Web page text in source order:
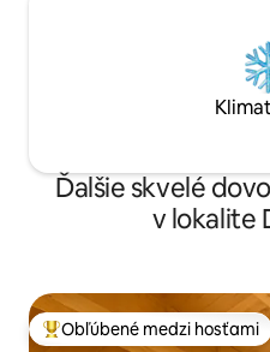
Ďalšie skvelé
v lokalite
Najobľúbenejšie medzi
Obľúbené medzi hosťami